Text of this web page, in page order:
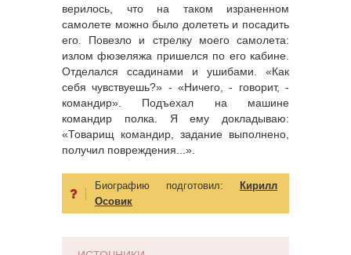
верилось, что на таком израненном
самолете можно было долететь и посадить
его. Повезло и стрелку моего самолета:
излом фюзеляжа пришелся по его кабине.
Отделался ссадинами и ушибами. «Как
себя чувствуешь?» - «Ничего, - говорит, -
командир». Подъехал на машине
командир полка. Я ему докладываю:
«Товарищ командир, задание выполнено,
получил повреждения...».
Биографию подготовил: Кирилл
Осовик